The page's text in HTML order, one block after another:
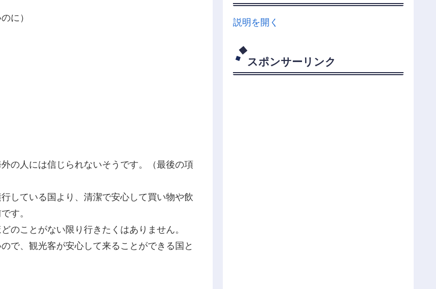
に）
の人には信じられないそうです。（最後の項
している国より、清潔で安心して買い物や飲
す。
のことがない限り行きたくはありません。
で、観光客が安心して来ることができる国と
説明を開く
スポンサーリンク